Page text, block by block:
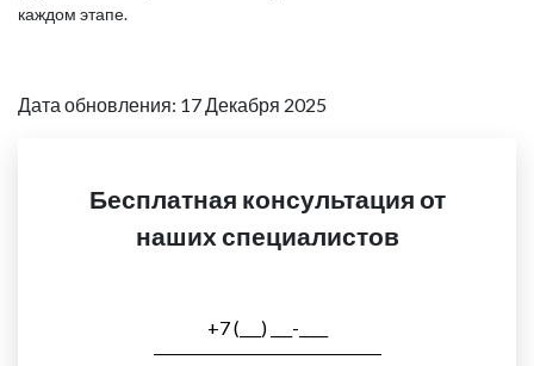
каждом этапе.
Дата обновления: 17 Декабря 2025
Бесплатная консультация от
наших специалистов